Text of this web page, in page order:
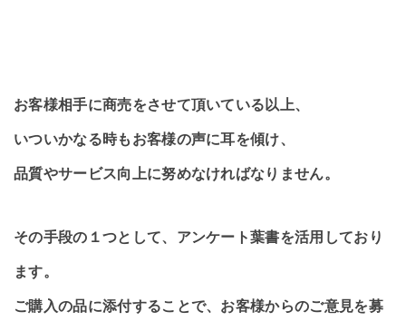
お客様相手に商売をさせて頂いている以上、
いついかなる時もお客様の声に耳を傾け、
品質やサービス向上に努めなければなりません。
その手段の１つとして、アンケート葉書を活用しており
ます。
ご購入の品に添付することで、お客様からのご意見を募